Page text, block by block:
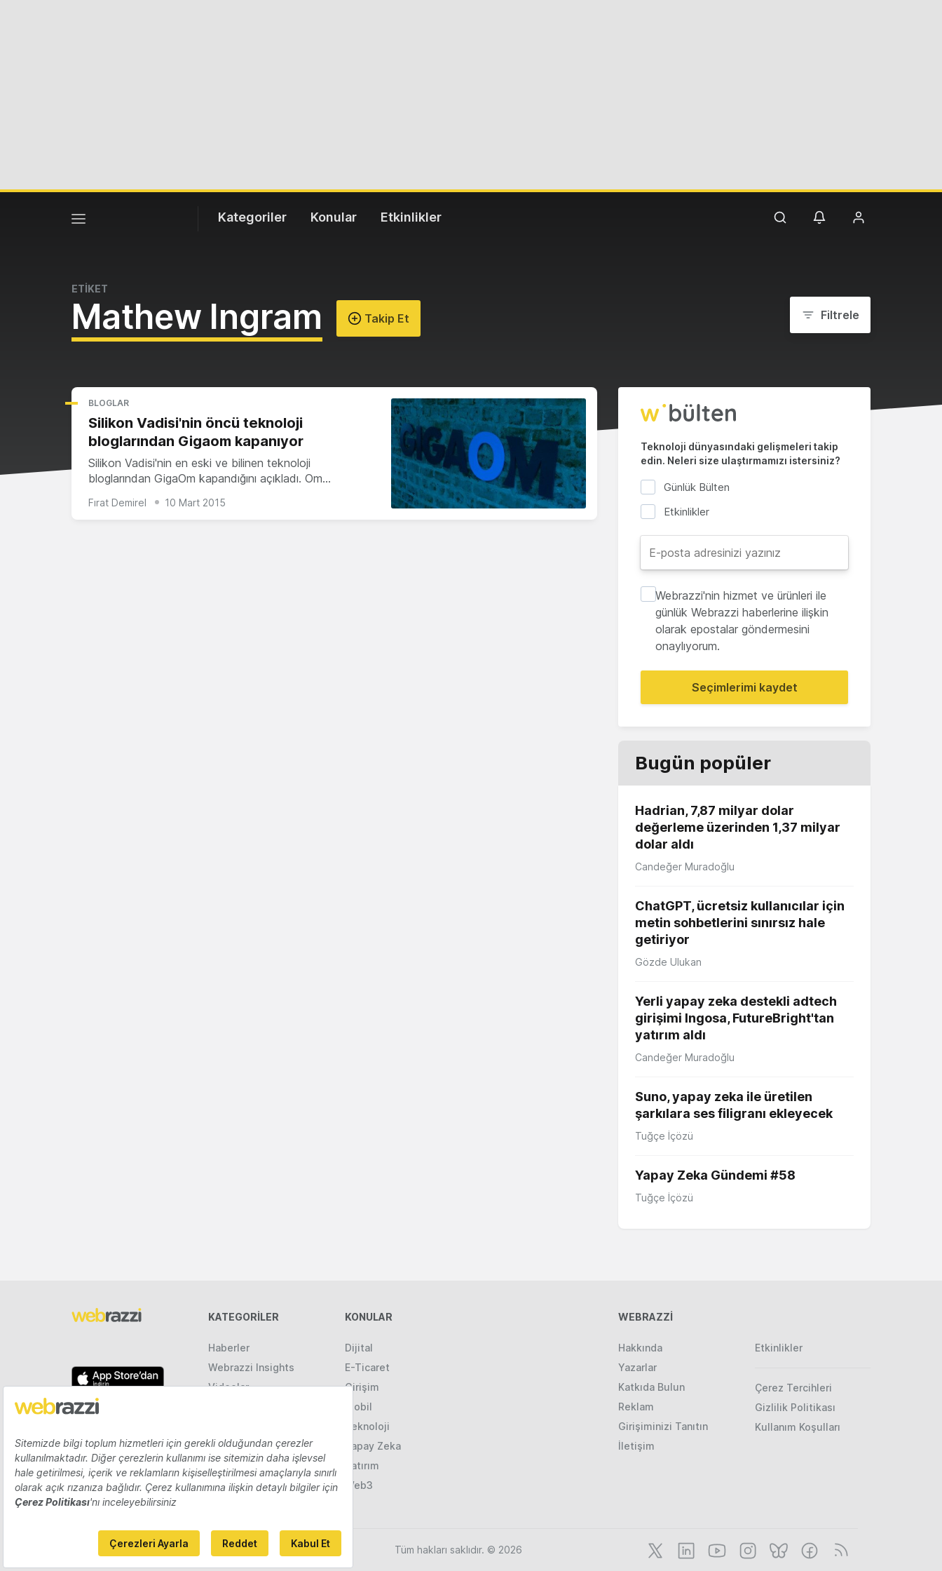
Kategoriler Konular Etkinlikler
ETİKET
Mathew Ingram Takip Et Filtrele
BLOGLAR
Silikon Vadisi'nin öncü teknoloji
bloglarından Gigaom kapanıyor
Silikon Vadisi'nin en eski ve bilinen teknoloji
bloglarından GigaOm kapandığını açıkladı. Om…
Fırat Demirel 10 Mart 2015
Teknoloji dünyasındaki gelişmeleri takip
edin. Neleri size ulaştırmamızı istersiniz?
Günlük Bülten
Etkinlikler
Webrazzi'nin hizmet ve ürünleri ile
günlük Webrazzi haberlerine ilişkin
olarak epostalar göndermesini
onaylıyorum.
Seçimlerimi kaydet
Bugün popüler
Hadrian, 7,87 milyar dolar
değerleme üzerinden 1,37 milyar
dolar aldı
Candeğer Muradoğlu
ChatGPT, ücretsiz kullanıcılar için
metin sohbetlerini sınırsız hale
getiriyor
Gözde Ulukan
Yerli yapay zeka destekli adtech
girişimi Ingosa, FutureBright'tan
yatırım aldı
Candeğer Muradoğlu
Suno, yapay zeka ile üretilen
şarkılara ses filigranı ekleyecek
Tuğçe İçözü
Yapay Zeka Gündemi #58
Tuğçe İçözü
KATEGORILER
Haberler
Webrazzi Insights
Videolar
KONULAR
Dijital
E-Ticaret
Girişim
Mobil
Teknoloji
Yapay Zeka
Yatırım
Web3
WEBRAZZİ
Hakkında
Yazarlar
Katkıda Bulun
Reklam
Girişiminizi Tanıtın
İletişim
Etkinlikler
Çerez Tercihleri
Gizlilik Politikası
Kullanım Koşulları
Tüm hakları saklıdır. © 2026